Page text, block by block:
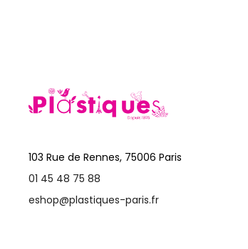
103 Rue de Rennes, 75006 Paris
01 45 48 75 88
eshop@plastiques-paris.fr